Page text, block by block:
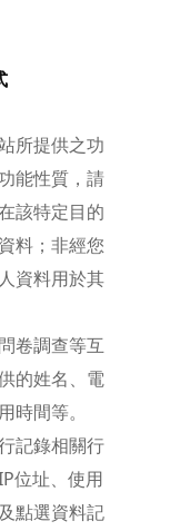
所提供之功
能性質，請
該特定目的
料；非經您
資料用於其
卷調查等互
的姓名、電
時間等。
記錄相關行
位址、使用
點選資料記